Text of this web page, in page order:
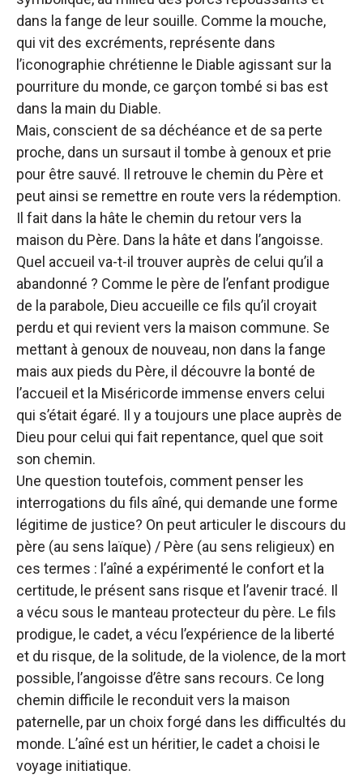
dans la fange de leur souille. Comme la mouche,
qui vit des excréments, représente dans
l’iconographie chrétienne le Diable agissant sur la
pourriture du monde, ce garçon tombé si bas est
dans la main du Diable.
Mais, conscient de sa déchéance et de sa perte
proche, dans un sursaut il tombe à genoux et prie
pour être sauvé. Il retrouve le chemin du Père et
peut ainsi se remettre en route vers la rédemption.
Il fait dans la hâte le chemin du retour vers la
maison du Père. Dans la hâte et dans l’angoisse.
Quel accueil va-t-il trouver auprès de celui qu’il a
abandonné ? Comme le père de l’enfant prodigue
de la parabole, Dieu accueille ce fils qu’il croyait
perdu et qui revient vers la maison commune. Se
mettant à genoux de nouveau, non dans la fange
mais aux pieds du Père, il découvre la bonté de
l’accueil et la Miséricorde immense envers celui
qui s’était égaré. Il y a toujours une place auprès de
Dieu pour celui qui fait repentance, quel que soit
son chemin.
Une question toutefois, comment penser les
interrogations du fils aîné, qui demande une forme
légitime de justice? On peut articuler le discours du
père (au sens laïque) / Père (au sens religieux) en
ces termes : l’aîné a expérimenté le confort et la
certitude, le présent sans risque et l’avenir tracé. Il
a vécu sous le manteau protecteur du père. Le fils
prodigue, le cadet, a vécu l’expérience de la liberté
et du risque, de la solitude, de la violence, de la mort
possible, l’angoisse d’être sans recours. Ce long
chemin difficile le reconduit vers la maison
paternelle, par un choix forgé dans les difficultés du
monde. L’aîné est un héritier, le cadet a choisi le
voyage initiatique.